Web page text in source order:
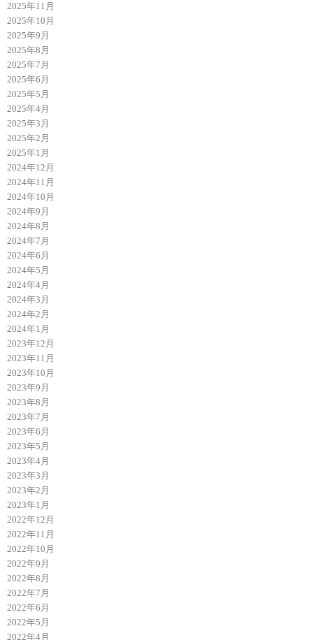
2025年11月
2025年10月
2025年9月
2025年8月
2025年7月
2025年6月
2025年5月
2025年4月
2025年3月
2025年2月
2025年1月
2024年12月
2024年11月
2024年10月
2024年9月
2024年8月
2024年7月
2024年6月
2024年5月
2024年4月
2024年3月
2024年2月
2024年1月
2023年12月
2023年11月
2023年10月
2023年9月
2023年8月
2023年7月
2023年6月
2023年5月
2023年4月
2023年3月
2023年2月
2023年1月
2022年12月
2022年11月
2022年10月
2022年9月
2022年8月
2022年7月
2022年6月
2022年5月
2022年4月